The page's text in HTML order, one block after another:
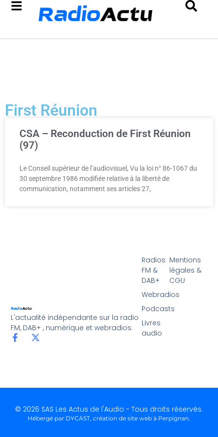
First Réunion
CSA – Reconduction de First Réunion
(97)
Le Conseil supérieur de l’audiovisuel, Vu la loi n° 86-1067 du
30 septembre 1986 modifiée relative à la liberté de
communication, notamment ses articles 27,
L'actualité indépendante sur la radio
FM, DAB+ , numérique et webradios.
Radios
FM &
DAB+
Webradios
Podcasts
Livres
audio
Mentions
légales &
CGU
© 2026 SAS Les Actus de l'Audio - Tous droits réservés.
Hébergé par DYCAST, création de site web à Perpignan.